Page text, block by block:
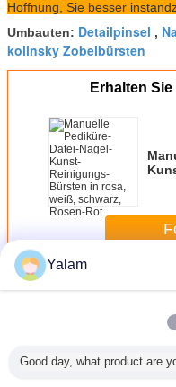
Hoffnung, Sie besser
Umbauten: Detailpinsel ,
kolinsky Zobelbürsten
Erhalten
Mehr
Yalam
Good day, what product are